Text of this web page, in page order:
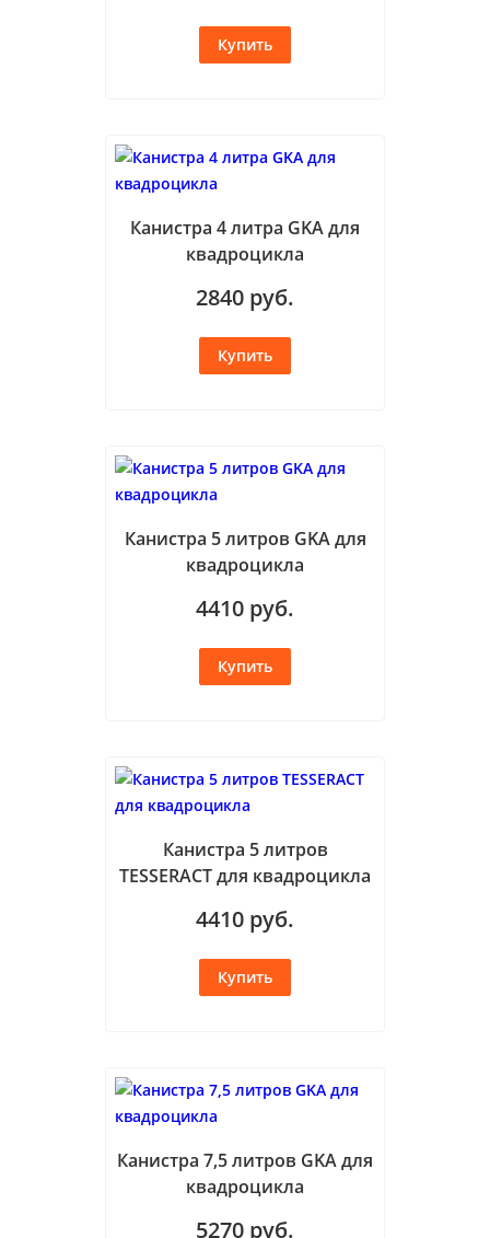
Канистра 4 литра GKA для
квадроцикла
2840 руб.
Канистра 5 литров GKA для
квадроцикла
4410 руб.
Канистра 5 литров
TESSERACT для квадроцикла
4410 руб.
Канистра 7,5 литров GKA для
квадроцикла
5270 руб.